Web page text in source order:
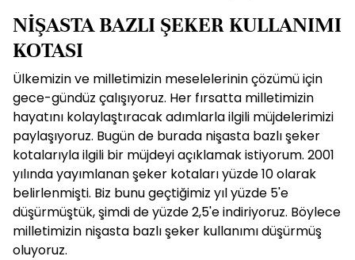
NİŞASTA BAZLI ŞEKER KULLANIMI
KOTASI
Ülkemizin ve milletimizin meselelerinin çözümü için
gece-gündüz çalışıyoruz. Her fırsatta milletimizin
hayatını kolaylaştıracak adımlarla ilgili müjdelerimizi
paylaşıyoruz. Bugün de burada nişasta bazlı şeker
kotalarıyla ilgili bir müjdeyi açıklamak istiyorum. 2001
yılında yayımlanan şeker kotaları yüzde 10 olarak
belirlenmişti. Biz bunu geçtiğimiz yıl yüzde 5'e
düşürmüştük, şimdi de yüzde 2,5'e indiriyoruz. Böylece
milletimizin nişasta bazlı şeker kullanımı düşürmüş
oluyoruz.